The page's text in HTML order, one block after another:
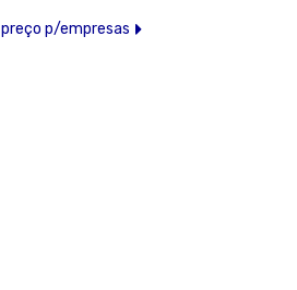
preço p/empresas